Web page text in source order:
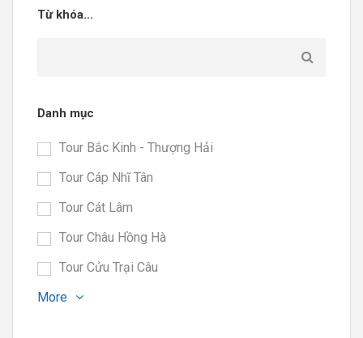
Từ khóa...
Danh mục
Tour Bắc Kinh - Thượng Hải
Tour Cáp Nhĩ Tân
Tour Cát Lâm
Tour Châu Hồng Hà
Tour Cửu Trại Câu
More